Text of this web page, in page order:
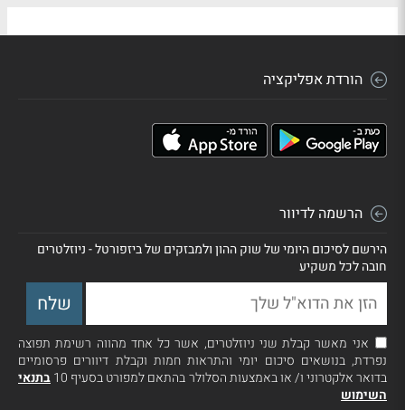
הורדת אפליקציה
הרשמה לדיוור
הירשם לסיכום היומי של שוק ההון ולמבזקים של ביזפורטל - ניוזלטרים
חובה לכל משקיע
אני מאשר קבלת שני ניוזלטרים, אשר כל אחד מהווה רשימת תפוצה
נפרדת, בנושאים סיכום יומי והתראות חמות וקבלת דיוורים פרסומיים
בדואר אלקטרוני ו/ או באמצעות הסלולר בהתאם למפורט בסעיף 10
בתנאי
השימוש